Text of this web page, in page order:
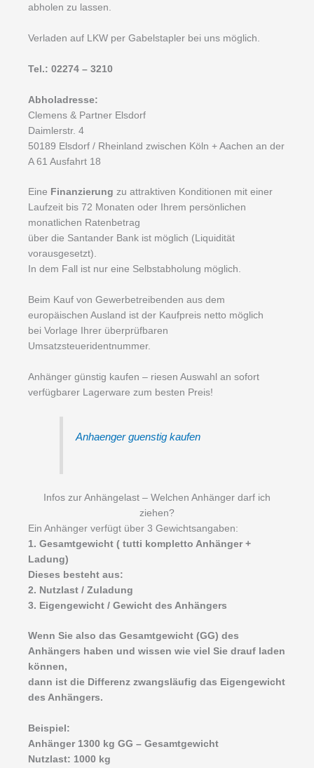
abholen zu lassen.
Verladen auf LKW per Gabelstapler bei uns möglich.
Tel.: 02274 – 3210
Abholadresse:
Clemens & Partner Elsdorf
Daimlerstr. 4
50189 Elsdorf / Rheinland zwischen Köln + Aachen an der
A 61 Ausfahrt 18
Eine Finanzierung zu attraktiven Konditionen mit einer
Laufzeit bis 72 Monaten oder Ihrem persönlichen
monatlichen Ratenbetrag
über die Santander Bank ist möglich (Liquidität
vorausgesetzt).
In dem Fall ist nur eine Selbstabholung möglich.
Beim Kauf von Gewerbetreibenden aus dem
europäischen Ausland ist der Kaufpreis netto möglich
bei Vorlage Ihrer überprüfbaren
Umsatzsteueridentnummer.
Anhänger günstig kaufen – riesen Auswahl an sofort
verfügbarer Lagerware zum besten Preis!
Anhaenger guenstig kaufen
Infos zur Anhängelast – Welchen Anhänger darf ich
ziehen?
Ein Anhänger verfügt über 3 Gewichtsangaben:
1. Gesamtgewicht ( tutti kompletto Anhänger +
Ladung)
Dieses besteht aus:
2. Nutzlast / Zuladung
3. Eigengewicht / Gewicht des Anhängers
Wenn Sie also das Gesamtgewicht (GG) des
Anhängers haben und wissen wie viel Sie drauf laden
können,
dann ist die Differenz zwangsläufig das Eigengewicht
des Anhängers.
Beispiel:
Anhänger 1300 kg GG – Gesamtgewicht
Nutzlast: 1000 kg